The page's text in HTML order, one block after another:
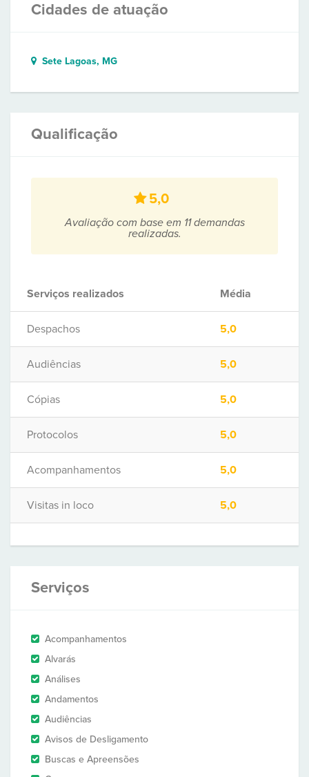
Cidades de atuação
Sete Lagoas, MG
Qualificação
5,0
Avaliação com base em 11 demandas
realizadas.
Serviços realizados Média
Despachos 5,0
Audiências 5,0
Cópias 5,0
Protocolos 5,0
Acompanhamentos 5,0
Visitas in loco 5,0
Serviços
Acompanhamentos
Alvarás
Análises
Andamentos
Audiências
Avisos de Desligamento
Buscas e Apreensões